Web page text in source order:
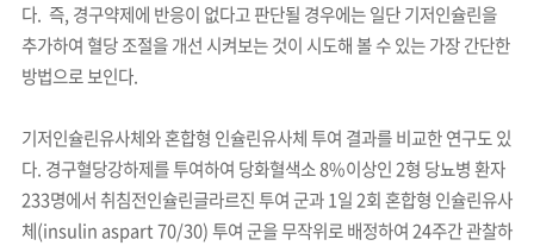
다. 즉, 경구약제에 반응이 없다고 판단될 경우에는 일단 기저인슐린을
추가하여 혈당 조절을 개선 시켜보는 것이 시도해 볼 수 있는 가장 간단한
방법으로 보인다.
기저인슐린유사체와 혼합형 인슐린유사체 투여 결과를 비교한 연구도 있
다. 경구혈당강하제를 투여하여 당화혈색소 8%이상인 2형 당뇨병 환자
233명에서 취침전인슐린글라르진 투여 군과 1일 2회 혼합형 인슐린유사
체(insulin aspart 70/30) 투여 군을 무작위로 배정하여 24주간 관찰하